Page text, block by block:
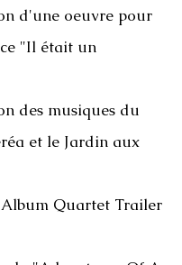
d'une oeuvre pour
"Il était un
des musiques du
et le Jardin aux
Quartet Trailer